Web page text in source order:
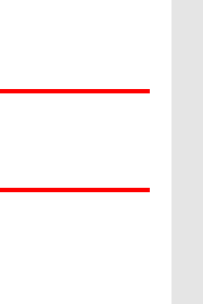
Centre di
GELAR PASAR